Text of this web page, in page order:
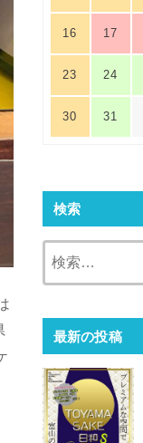
16 17
23 24
30 31
検索
最新の投稿